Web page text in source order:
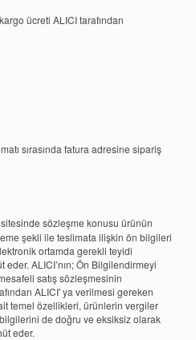
ücreti ALICI tarafından
sırasında fatura adresine sipariş
sözleşme konusu ürünün
şekli ile teslimata ilişkin ön bilgileri
ortamda gerekli teyidi
ALICI’nın; Ön Bilgilendirmeyi
satış sözleşmesinin
ALICI' ya verilmesi gereken
temel özellikleri, ürünlerin vergiler
de doğru ve eksiksiz olarak
eder.